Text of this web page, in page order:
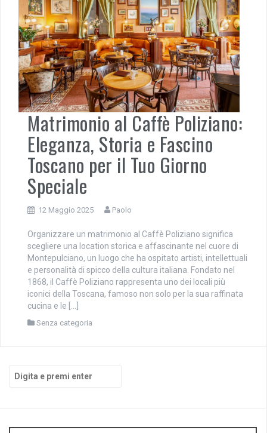
Matrimonio al Caffè Poliziano:
Eleganza, Storia e Fascino
Toscano per il Tuo Giorno
Speciale
12 Maggio 2025 Paolo
Organizzare un matrimonio al Caffè Poliziano significa
scegliere una location storica e affascinante nel cuore di
Montepulciano, un luogo che ha ospitato artisti, intellettuali
e personalità di spicco della cultura italiana. Fondato nel
1868, il Caffè Poliziano rappresenta uno dei locali più
iconici della Toscana, famoso non solo per la sua raffinata
cucina e le […]
Senza categoria